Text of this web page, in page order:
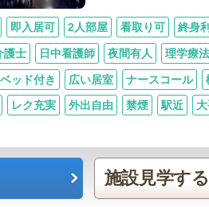
即入居可 2人部屋 看取り可 終身
護士 日中看護師 夜間有人 理学療
ッド付き 広い居室 ナースコール
レク充実 外出自由 禁煙 駅近
施設見学する